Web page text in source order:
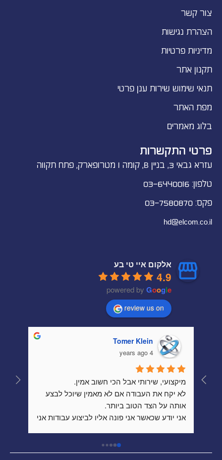
צור קשר
הצהרת נגישות
מדיניות פרטיות
תקנון אתר
תנאי שימוש שירות ענן פרטי
מפת האתר
בלוג מאמרים
פרטי התקשרות
עזרא גבאי 3, בניין B, קומה 1 מטרופארק, פתח תקווה
טלפון: 03-6440016
פקס: 03-7580870
hd@elcom.co.il
אלקום איי טי בע
4.9
powered by Google
review us on
Tomer Klein
4 years ago
מיקצועי, שירותי אבל הכי חשוב אמין.
אותה על הצד הטוב ביותר.